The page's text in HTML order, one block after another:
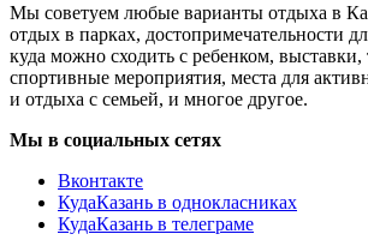
Мы советуем любые варианты отдыха в
отдых в парках, достопримечательности
куда можно сходить с ребенком, выставки,
спортивные мероприятия, места для
и отдыха с семьей, и многое другое.
Мы в социальных сетях
Вконтакте
КудаКазань в однокласниках
КудаКазань в телеграме